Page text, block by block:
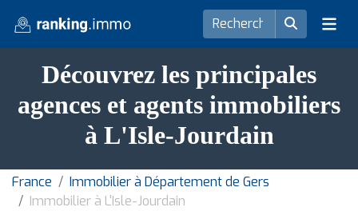
Découvrez les principales
agences et agents immobiliers
à L'Isle-Jourdain
France
Immobilier à Département de Gers
Immobilier à L'Isle-Jourdain